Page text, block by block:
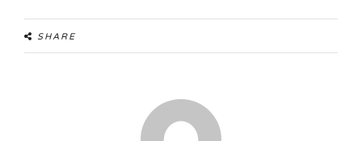
SHARE